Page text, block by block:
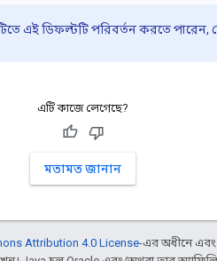
এই ডিফল্টটি পরিবর্তন করতে পারেন,
এটি কাজে লেগেছে?
মতামত জানান
Attribution 4.0 License-এর অধীনে